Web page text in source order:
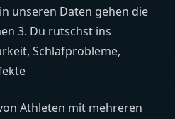
unseren Daten gehen die
3. Du rutschst ins
Schlafprobleme,
Athleten mit mehreren